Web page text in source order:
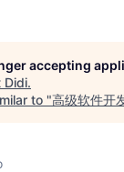
accepting
Didi.
to "高级软件开